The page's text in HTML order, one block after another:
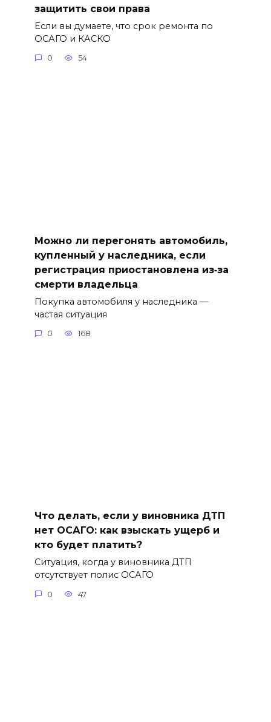
защитить свои права
Если вы думаете, что срок ремонта по
ОСАГО и КАСКО
0 54
Можно ли перегонять автомобиль,
купленный у наследника, если
регистрация приостановлена из‑за
смерти владельца
Покупка автомобиля у наследника —
частая ситуация
0 168
Что делать, если у виновника ДТП
нет ОСАГО: как взыскать ущерб и
кто будет платить?
Ситуация, когда у виновника ДТП
отсутствует полис ОСАГО
0 47